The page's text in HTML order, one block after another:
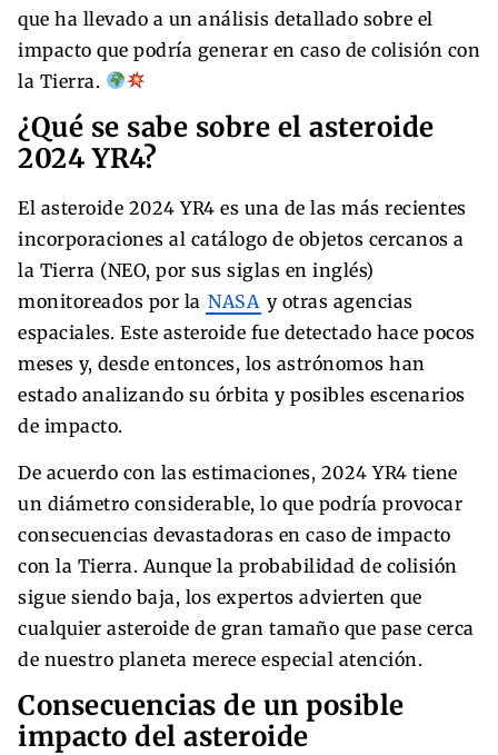
que ha llevado a un análisis detallado sobre el
impacto que podría generar en caso de colisión con
la Tierra.
¿Qué se sabe sobre el asteroide
2024 YR4?
El asteroide 2024 YR4 es una de las más recientes
incorporaciones al catálogo de objetos cercanos a
la Tierra (NEO, por sus siglas en inglés)
monitoreados por la NASA y otras agencias
espaciales. Este asteroide fue detectado hace pocos
meses y, desde entonces, los astrónomos han
estado analizando su órbita y posibles escenarios
de impacto.
De acuerdo con las estimaciones, 2024 YR4 tiene
un diámetro considerable, lo que podría provocar
consecuencias devastadoras en caso de impacto
con la Tierra. Aunque la probabilidad de colisión
sigue siendo baja, los expertos advierten que
cualquier asteroide de gran tamaño que pase cerca
de nuestro planeta merece especial atención.
Consecuencias de un posible
impacto del asteroide